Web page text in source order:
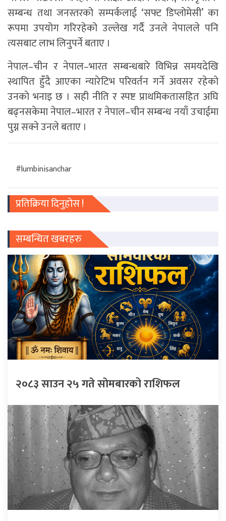
सम्बन्ध तथा जनस्तरको सम्पर्कलाई ‘सफ्ट डिप्लोमेसी’ का
रूपमा उपयोग गरिरहेको उल्लेख गर्दै उनले नेपालले पनि
त्यसबाट लाभ लिनुपर्ने बताए ।
नेपाल–चीन र नेपाल–भारत सम्बन्धबारे विभिन्न समयदेखि
स्थापित हुँदै आएका न्यारेटिभ परिवर्तन गर्ने अवसर रहेको
उनकाे भनाइ छ । सही नीति र स्पष्ट प्राथमिकतासहित अघि
बढ्नसकेमा नेपाल–भारत र नेपाल–चीन सम्बन्ध नयाँ उचाईमा
पुग्न सक्ने उनले बताए ।
#lumbinisanchar
प्रतिक्रिया दिनुहोस !
सम्बन्धित खबरहरु
२०८३ साउन २५ गते साेमबारको राशिफल